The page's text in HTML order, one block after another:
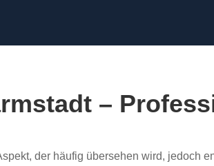
–
der häufig übersehen wird, jedoch